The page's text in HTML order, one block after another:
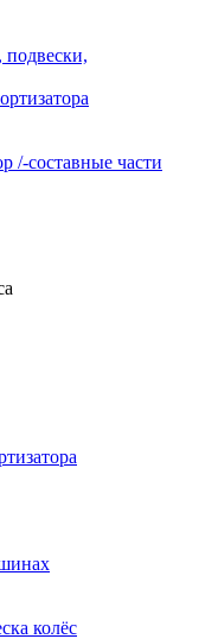
подвески,
/-составные части
колёс